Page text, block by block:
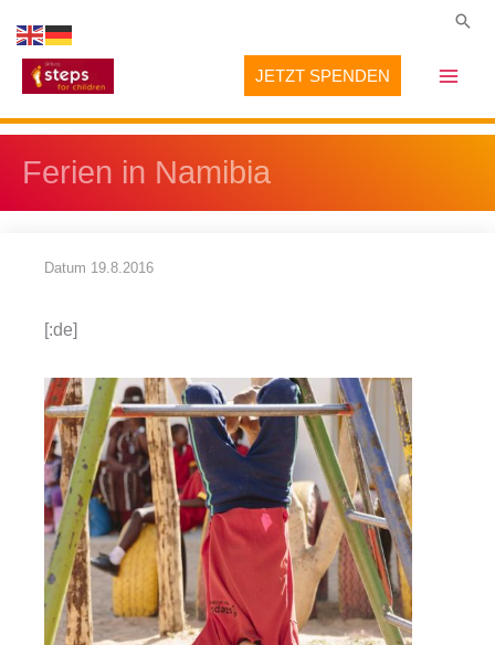
Inhalt
springen
JETZT SPENDEN
Ferien in Namibia
Datum 19.8.2016
[:de]